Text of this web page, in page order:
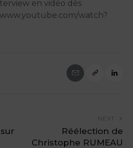
en vidéo dès
watch?
NEXT
Réélection de
Christophe RUMEAU